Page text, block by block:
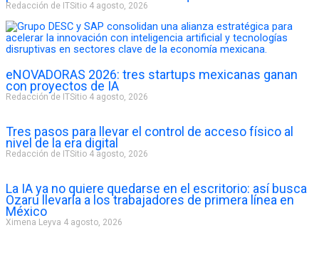
Redacción de ITSitio 4 agosto, 2026
eNOVADORAS 2026: tres startups mexicanas ganan
con proyectos de IA
Redacción de ITSitio 4 agosto, 2026
Tres pasos para llevar el control de acceso físico al
nivel de la era digital
Redacción de ITSitio 4 agosto, 2026
La IA ya no quiere quedarse en el escritorio: así busca
Ozaru llevarla a los trabajadores de primera línea en
México
Ximena Leyva 4 agosto, 2026